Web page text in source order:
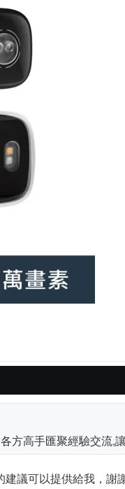
方高手匯聚經驗交流,
建議可以提供給我，謝